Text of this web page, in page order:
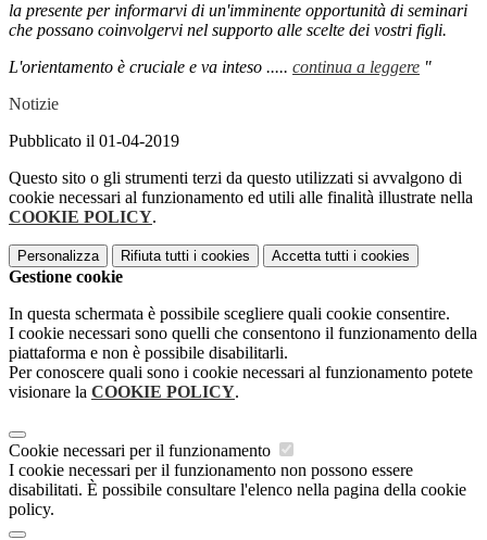
la presente per informarvi di un'imminente opportunità di seminari
che possano coinvolgervi nel supporto alle scelte dei vostri figli.
L'orientamento è cruciale e va inteso ..... continua a leggere "
Notizie
Pubblicato il 01-04-2019
Questo sito o gli strumenti terzi da questo utilizzati si avvalgono di
cookie necessari al funzionamento ed utili alle finalità illustrate nella
COOKIE POLICY.
Personalizza Rifiuta tutti i cookies Accetta tutti i cookies
Gestione cookie
In questa schermata è possibile scegliere quali cookie consentire.
I cookie necessari sono quelli che consentono il funzionamento della
piattaforma e non è possibile disabilitarli.
Per conoscere quali sono i cookie necessari al funzionamento potete
visionare la COOKIE POLICY.
Cookie necessari per il funzionamento
I cookie necessari per il funzionamento non possono essere
disabilitati. È possibile consultare l'elenco nella pagina della cookie
policy.